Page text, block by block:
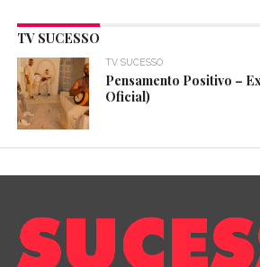
TV SUCESSO
TV SUCESSO
Pensamento Positivo –
Oficial)